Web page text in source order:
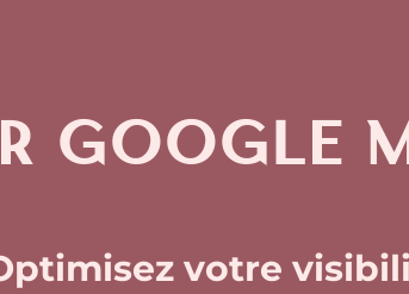
GOOGLE
votre